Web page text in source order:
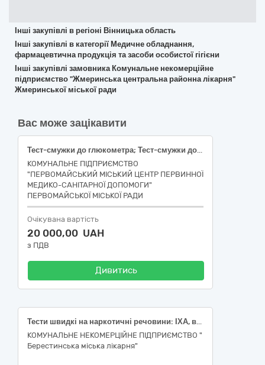
Інші закупівлі в регіоні Вінницька область
Інші закупівлі в категорії Медичне обладнання,
фармацевтична продукція та засоби особистої гігієни
Інші закупівлі замовника Комунальне некомерційне
підприємство "Жмеринська центральна районна лікарня"
Жмеринської міської ради
Вас може зацікавити
Тест-смужки до глюкометра; Тест-смужки до глюкометра; Тест-смужки до глюкометра; Тест-смужки до глюкометра
КОМУНАЛЬНЕ ПІДПРИЄМСТВО
"ПЕРВОМАЙСЬКИЙ МІСЬКИЙ ЦЕНТР ПЕРВИННОЇ
МЕДИКО-САНІТАРНОЇ ДОПОМОГИ"
ПЕРВОМАЙСЬКОЇ МІСЬКОЇ РАДИ
Очікувана вартість
20 000,00 UAH
з ПДВ
Дивитись
Тести швидкі на наркотичні речовини: ІХА, визначення THC50, AMP500, MDMA500, BZO300, MOP300, MTD300, MET500, COC300, BAR300, PCP25, матеріал — сеча, чутливість від 90%, специфічність від 90%; Тести швидкі для визначення інфекційних захворювань
КОМУНАЛЬНЕ НЕКОМЕРЦІЙНЕ ПІДПРИЄМСТВО "
Берестинська міська лікарня"